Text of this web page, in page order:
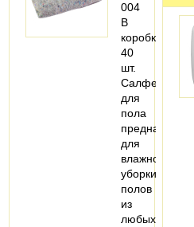
004
В
коробке:
40
шт.
Салфетка
для
пола
предназначена
для
влажной
уборки
полов
из
любых